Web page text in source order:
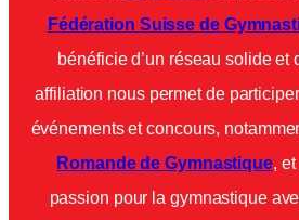
Fédération Suisse de
bénéficie d’un réseau solide et
affiliation nous permet de
événements et concours,
Romande de Gymnastique,
passion pour la gymnastique